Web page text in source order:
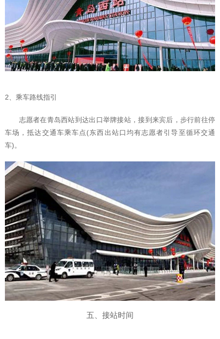
2、乘车路线指引
志愿者在青岛西站到达出口举牌接站，接到来宾后，步行前往停
车场，抵达交通车乘车点(东西出站口均有志愿者引导至循环交通
车)。
五、接站时间